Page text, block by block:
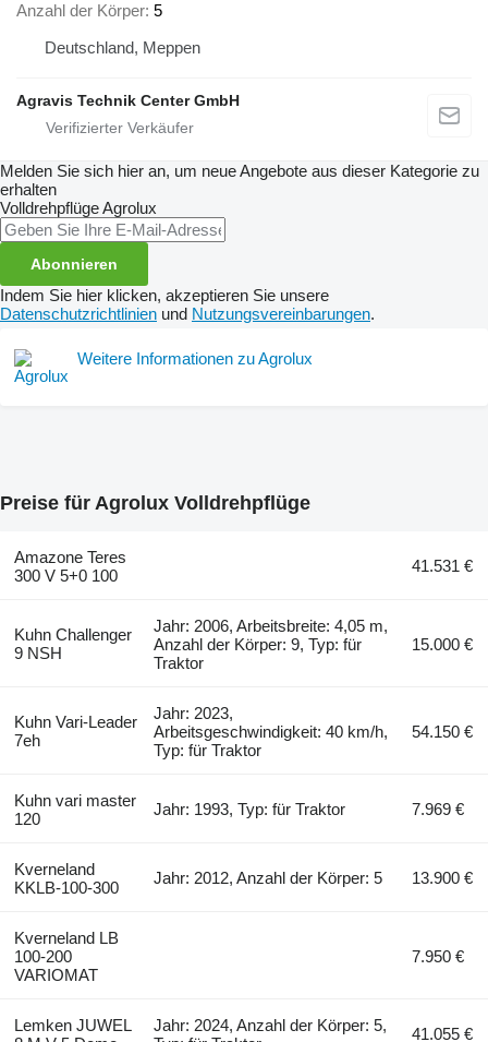
Anzahl der Körper 5
Deutschland, Meppen
Agravis Technik Center GmbH
Melden Sie sich hier an, um neue Angebote aus dieser Kategorie zu
erhalten
VolldrehpflügeAgrolux
Abonnieren
Indem Sie hier klicken, akzeptieren Sie unsere
Datenschutzrichtlinien und Nutzungsvereinbarungen.
Weitere Informationen zu Agrolux
Preise für Agrolux Volldrehpflüge
Amazone Teres
300 V 5+0 100
41.531 €
Kuhn Challenger
9 NSH
Jahr: 2006, Arbeitsbreite: 4,05 m,
Anzahl der Körper: 9, Typ: für
Traktor
15.000 €
Kuhn Vari-Leader
7eh
Jahr: 2023,
Arbeitsgeschwindigkeit: 40 km/h,
Typ: für Traktor
54.150 €
Kuhn vari master
120
Jahr: 1993, Typ: für Traktor 7.969 €
Kverneland
KKLB-100-300
Jahr: 2012, Anzahl der Körper: 5 13.900 €
Kverneland LB
100-200
VARIOMAT
7.950 €
Lemken JUWEL
Jahr: 2024, Anzahl der Körper: 5,
41.055 €